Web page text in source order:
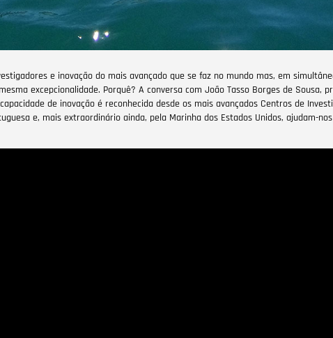
e inovação do mais avançado que se faz no mundo mas, em
excepcionalidade. Porquê? A conversa com João Tasso Borges de Sousa,
de inovação é reconhecida desde os mais avançados Centros de
e, mais extraordinário ainda, pela Marinha dos Estados Unidos, ajudam-